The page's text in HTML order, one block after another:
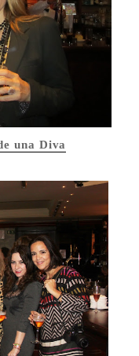
una Diva